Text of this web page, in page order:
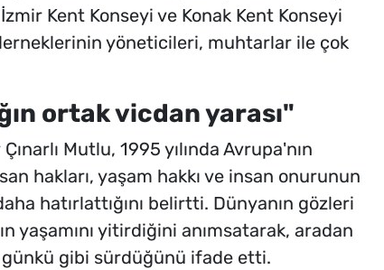
Kent Konseyi ve Konak Kent Konseyi
yöneticileri, muhtarlar ile çok
ortak vicdan yarası"
Mutlu, 1995 yılında Avrupa'nın
hakları, yaşam hakkı ve insan onurunun
hatırlattığını belirtti. Dünyanın gözleri
yaşamını yitirdiğini anımsatarak, aradan
günkü gibi sürdüğünü ifade etti.